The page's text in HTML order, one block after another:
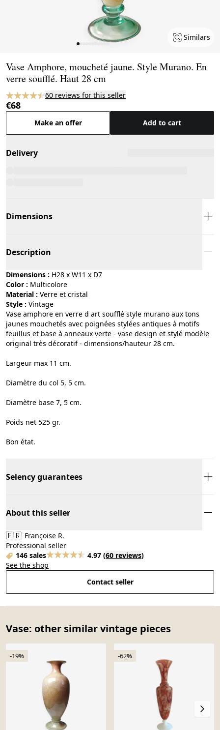
Similars
Vase Amphore, moucheté jaune. Style Murano. En
verre soufflé. Haut 28 cm
60 reviews for this seller
€68
Make an offer Add to cart
Delivery
Dimensions
Description
Dimensions : H28 x W11 x D7
Color :
multicolore
Material :
verre et cristal
Style :
vintage
Vase amphore en verre d art soufflé style murano aux tons
jaunes mouchetés avec poignées stylées antiques à motifs
feuillus et base à anneaux verte - vase design et stylé modèle
original très décoratif - dimensions/hauteur 28 cm.
Largeur max 11 cm.
Diamètre du col 5, 5 cm.
Diamètre base 7, 5 cm.
Poids net 525 gr.
Bon état.
Selency guarantees
About this seller
🇫🇷 Françoise R.
Professional seller
146 sales
4.97 (60 reviews)
See the shop
Contact seller
Vase: other similar vintage pieces
-19% -62%